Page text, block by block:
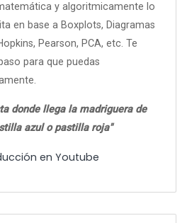
y algoritmicamente lo
en base a Boxplots, Diagramas
Pearson, PCA, etc. Te
para que puedas
donde llega la madriguera de
azul o pastilla roja"
en Youtube